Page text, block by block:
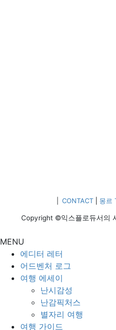
CONTACT 몽르
Copyright ©익스플로듀서의
MENU
에디터 레터
어드벤처 로그
여행 에세이
난시감성
난감픽처스
별자리 여행
여행 가이드